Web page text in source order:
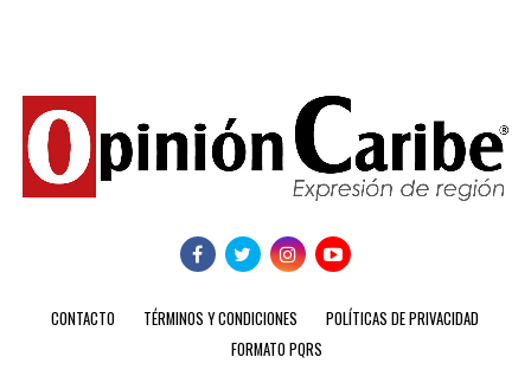
CONTACTO TÉRMINOS Y CONDICIONES
POLÍTICAS DE PRIVACIDAD
FORMATO PQRS